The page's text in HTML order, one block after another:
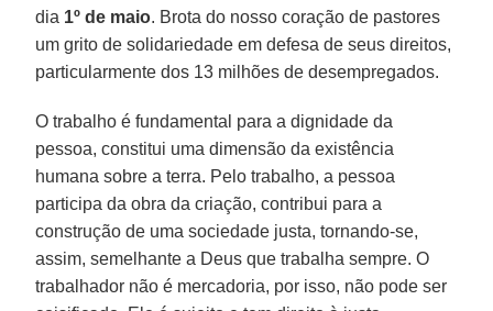
dia 1º de maio. Brota do nosso coração de pastores
um grito de solidariedade em defesa de seus direitos,
particularmente dos 13 milhões de desempregados.
O trabalho é fundamental para a dignidade da
pessoa, constitui uma dimensão da existência
humana sobre a terra. Pelo trabalho, a pessoa
participa da obra da criação, contribui para a
construção de uma sociedade justa, tornando-se,
assim, semelhante a Deus que trabalha sempre. O
trabalhador não é mercadoria, por isso, não pode ser